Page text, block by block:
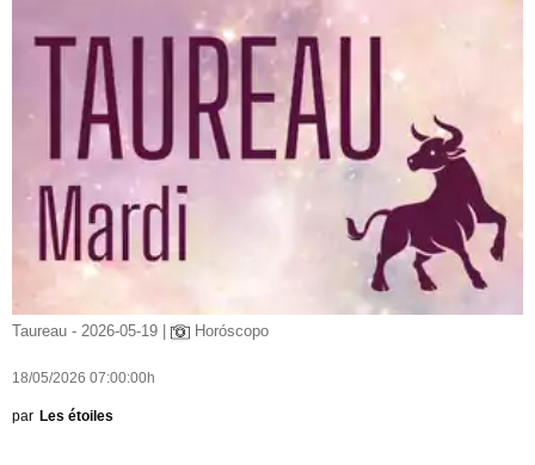
Taureau - 2026-05-19 | Horóscopo
18/05/2026 07:00:00h
par Les étoiles